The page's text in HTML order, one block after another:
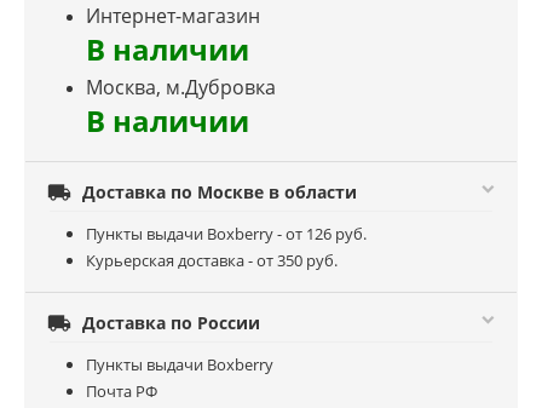
Интернет-магазин
В наличии
Москва, м.Дубровка
В наличии
 Доставка по Москве в области
Пункты выдачи Boxberry - от 126 руб.
Курьерская доставка - от 350 руб.
 Доставка по России
Пункты выдачи Boxberry
Почта РФ